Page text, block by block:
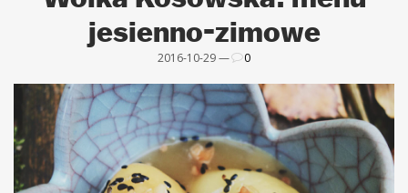
jesienno-zimowe
2016-10-29 — 0